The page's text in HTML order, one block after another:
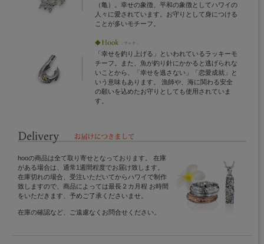
（亀）。幸せの象徴、平和の象徴としてハワイの
人々に愛されています。お守りとして身につける
ことが多いモチーフ。
「幸せを釣り上げる」といわれているラッキーモ
チーフ。また、魚が釣り針にかかると逃げられな
いことから、「幸せを逃さない」「恋愛成就」と
いう意味もあります。 漁師や、海に関わる安全
の願いを込めたお守りとしても使用されていま
す。
hooの商品は全て取り寄せとなっております。 在庫
がある場合は、通常1週間程度でお届け致します。
在庫切れの場合、受注いただいてからハワイで制作
致しますので、商品によっては最長２カ月程 お時間
をいただきます、予めご了承くださいませ。
在庫の確認など、ご遠慮なくお問合せください。